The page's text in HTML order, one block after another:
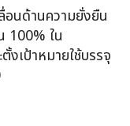
อนด้านความยั่งยืน
100% ใน
เป้าหมายใช้บรรจุ